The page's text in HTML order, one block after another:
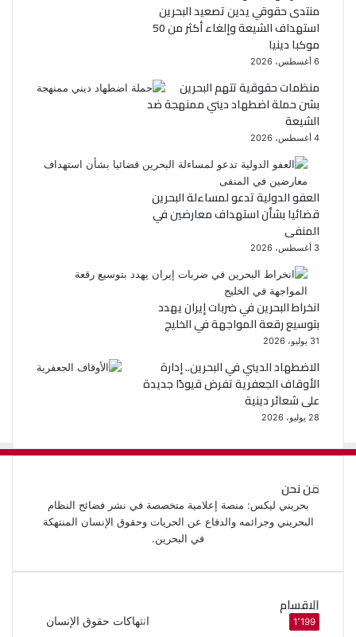
ك
منتدى حقوقي يدين تصعيد البحرين
استهداف الشيعة وإلغاء أكثر من 50
موكبا دينيا
6 أغسطس، 2026
منظمات حقوقية تتهم البحرين
بشن حملة اضطهاد ديني ممنهجة ضد
الشيعة
4 أغسطس، 2026
العفو الدولية تدعو لمساءلة البحرين
قضائيا بشأن استهداف معارضين في
المنفى
3 أغسطس، 2026
انخراط البحرين في ضربات إيران يهدد
بتوسيع رقعة المواجهة في الخليج
31 يوليو، 2026
الاضطهاد الديني في البحرين.. إدارة
الأوقاف الجعفرية تفرض قيودًا جديدة
على شعائر دينية
28 يوليو، 2026
من نحن
بحريني ليكس: منصة إعلامية متخصصة في نشر فضائح النظام
البحريني وجرائمه والدفاع عن الحريات وحقوق الإنسان المنتهكة
في البحرين.
الاقسام
انتهاكات حقوق الإنسان 1٬199